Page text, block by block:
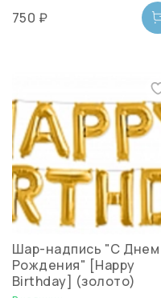
750 ₽
Шар-надпись "С Днем
Рождения" [Happy
Birthday] (золото)